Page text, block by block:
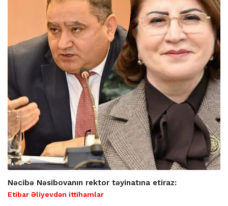
Nəcibə Nəsibovanın rektor təyinatına etiraz:
Etibar Əliyevdən ittihamlar